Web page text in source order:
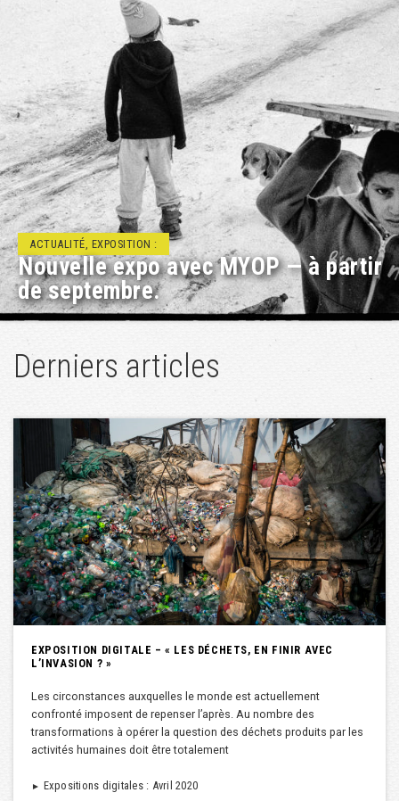
ACTUALITÉ, RENCONTRE/DÉBAT :
Projets éducatifs à Géopolis
Derniers articles
EXPOSITION DIGITALE – « LES DÉCHETS, EN FINIR AVEC
L’INVASION ? »
Les circonstances auxquelles le monde est actuellement
confronté imposent de repenser l’après. Au nombre des
transformations à opérer la question des déchets produits par les
activités humaines doit être totalement
► Expositions digitales : Avril 2020